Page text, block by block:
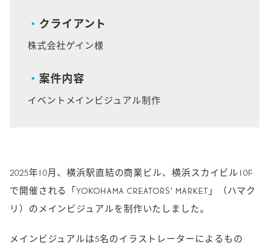
クライアント
株式会社ゲイン様
案件内容
イベントメインビジュアル制作
2025年10月、横浜駅直結の商業ビル、横浜スカイビル10F
で開催される「YOKOHAMA CREATORS’ MARKET」（ハマク
リ）のメインビジュアルを制作いたしました。
メインビジュアルは5名のイラストレーターによるもの